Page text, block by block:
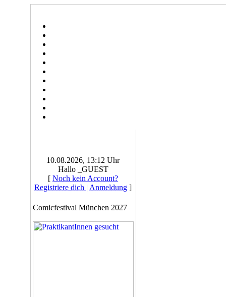
10.08.2026, 13:12 Uhr
Hallo _GUEST
[ Noch kein Account?
Registriere dich | Anmeldung ]
Comicfestival München 2027